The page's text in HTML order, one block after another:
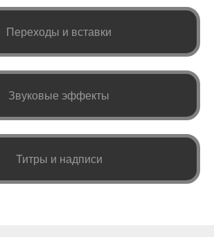
Переходы и вставки
Звуковые эффекты
Титры и надписи